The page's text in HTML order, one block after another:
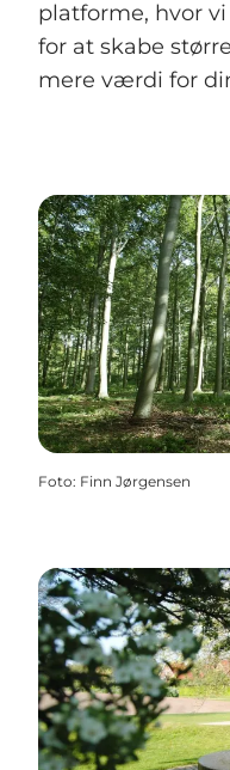
platforme, hvor
for at skabe
mere værdi for
Foto: Finn Jørgensen